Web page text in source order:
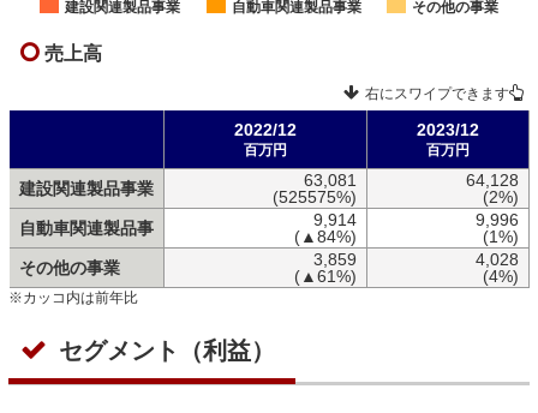
建設関連製品事業 自動車関連製品事業 その他の事業
売上高
右にスワイプできます
2022/12
百万円
2023/12
百万円
建設関連製品事業
63,081
(525575%)
64,128
(2%)
自動車関連製品事
9,914
(▲84%)
9,996
(1%)
その他の事業
3,859
(▲61%)
4,028
(4%)
※カッコ内は前年比
セグメント（利益）